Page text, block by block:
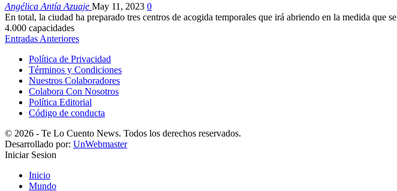
Angélica Antía Azuaje May 11, 2023 0
En total, la ciudad ha preparado tres centros de acogida temporales que irá abriendo en la medida que
4.000 capacidades
Entradas Anteriores
Política de Privacidad
Términos y Condiciones
Nuestros Colaboradores
Colabora Con Nosotros
Política Editorial
Código de conducta
© 2026 - Te Lo Cuento News. Todos los derechos reservados.
Desarrollado por: UnWebmaster
Iniciar Sesion
Inicio
Mundo